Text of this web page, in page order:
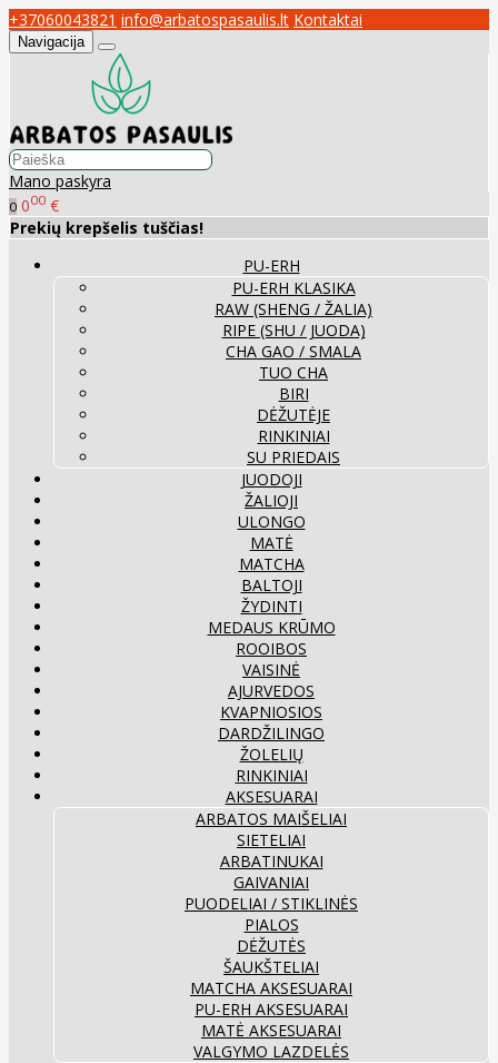
+37060043821 info@arbatospasaulis.lt Kontaktai
Navigacija
Mano paskyra
0 000 €
Prekių krepšelis tuščias!
PU-ERH
PU-ERH KLASIKA
RAW (SHENG / ŽALIA)
RIPE (SHU / JUODA)
CHA GAO / SMALA
TUO CHA
BIRI
DĖŽUTĖJE
RINKINIAI
SU PRIEDAIS
JUODOJI
ŽALIOJI
ULONGO
MATĖ
MATCHA
BALTOJI
ŽYDINTI
MEDAUS KRŪMO
ROOIBOS
VAISINĖ
AJURVEDOS
KVAPNIOSIOS
DARDŽILINGO
ŽOLELIŲ
RINKINIAI
AKSESUARAI
ARBATOS MAIŠELIAI
SIETELIAI
ARBATINUKAI
GAIVANIAI
PUODELIAI / STIKLINĖS
PIALOS
DĖŽUTĖS
ŠAUKŠTELIAI
MATCHA AKSESUARAI
PU-ERH AKSESUARAI
MATĖ AKSESUARAI
VALGYMO LAZDELĖS